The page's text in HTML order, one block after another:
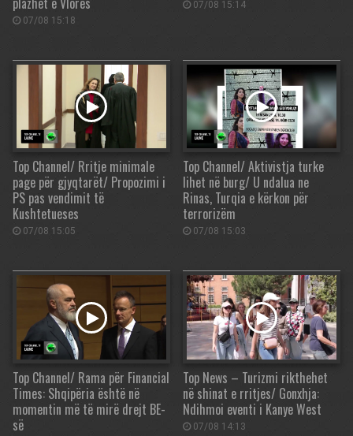
07/08 15:18
07/08 15:14
Top Channel/ Rritje minimale
page për gjyqtarët/ Propozimi i
PS pas vendimit të
Kushtetueses
07/08 15:05
Top Channel/ Aktivistja turke
lihet në burg/ U ndalua ne
Rinas, Turqia e kërkon për
terrorizëm
07/08 15:03
Top Channel/ Rama për Financial
Times: Shqipëria është në
momentin më të mirë drejt BE-
së
Top News – Turizmi rikthehet
në shinat e rritjes/ Gonxhja:
Ndihmoi eventi i Kanye West
07/08 14:13